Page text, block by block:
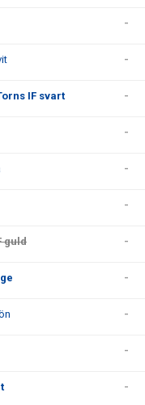
-
-
IF svart -
-
-
-
guld -
-
-
-
-